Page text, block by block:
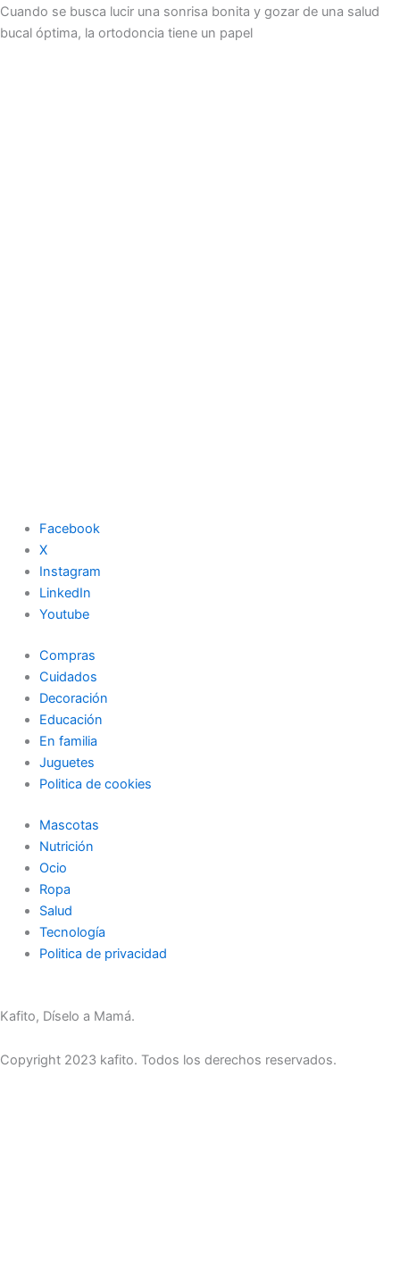
Cuando se busca lucir una sonrisa bonita y gozar de una salud
bucal óptima, la ortodoncia tiene un papel
Facebook
X
Instagram
LinkedIn
Youtube
Compras
Cuidados
Decoración
Educación
En familia
Juguetes
Politica de cookies
Mascotas
Nutrición
Ocio
Ropa
Salud
Tecnología
Politica de privacidad
Kafito, Díselo a Mamá.
Copyright 2023 kafito. Todos los derechos reservados.